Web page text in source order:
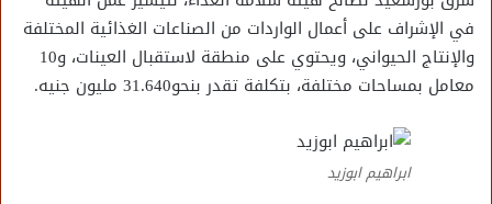
في الإشراف على أعمال الواردات من الصناعات الغذائية المختلفة
والإنتاج الحيواني، ويحتوي على منطقة لاستقبال العينات، و10
معامل بمساحات مختلفة، بتكلفة تقدر بنحو31.640 مليون جنيه.
ابراهيم ابوزيد